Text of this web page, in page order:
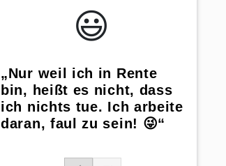
😃️
„Nur weil ich in Rente
bin, heißt es nicht, dass
ich nichts tue. Ich arbeite
daran, faul zu sein! 😜“